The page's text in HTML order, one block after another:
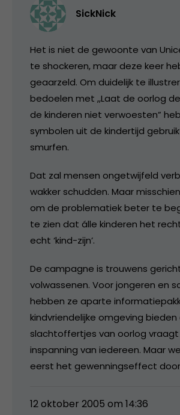
SickNick
Het is niet de gewoonte van
te shockeren, maar deze keer
geaarzeld. Om duidelijk te
bedoelen met ,,Laat de oorlog
de kinderen niet verwoesten”
symbolen uit de kindertijd
smurfen.
Dat zal mensen ongetwijfeld
wakker schudden. Maar
om de problematiek beter te
te zien dat álle kinderen het
echt ‘kind-zijn’.
De campagne is trouwens
volwassenen. Voor jongeren en
hebben ze aparte
kindvriendelijke omgeving
slachtoffertjes van oorlog
inspanning van iedereen. Maar
eerst het gewenningseffect
12 oktober 2005 om 14:36